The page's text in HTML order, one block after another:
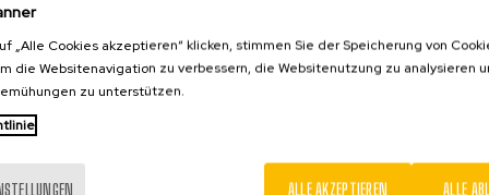
„Alle Cookies akzeptieren“ klicken, stimmen Sie der Speicherung von
die Websitenavigation zu verbessern, die Websitenutzung zu analysieren
zu unterstützen.
ALLE
ALLE AKZEPTIEREN